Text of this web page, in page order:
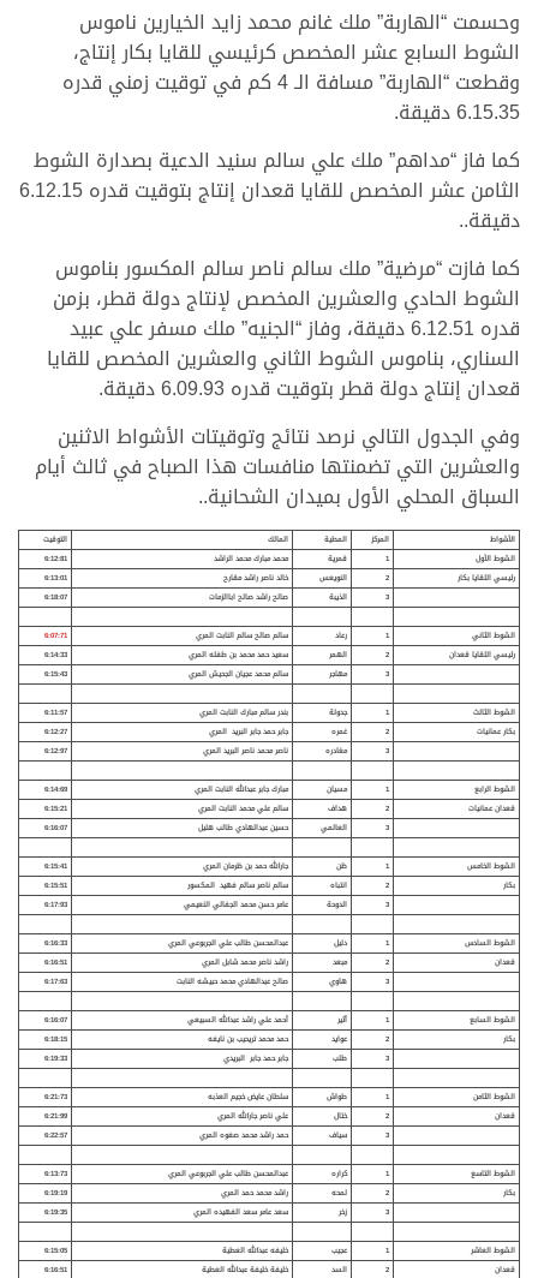
وحسمت “الهاربة” ملك غانم محمد زايد الخيارين ناموس
الشوط السابع عشر المخصص كرئيسي للقايا بكار إنتاج،
وقطعت “الهاربة” مسافة الـ 4 كم في توقيت زمني قدره
6.15.35 دقيقة.
كما فاز “مداهم” ملك علي سالم سنيد الدعية بصدارة الشوط
الثامن عشر المخصص للقايا قعدان إنتاج بتوقيت قدره 6.12.15
دقيقة..
كما فازت “مرضية” ملك سالم ناصر سالم المكسور بناموس
الشوط الحادي والعشرين المخصص لإنتاج دولة قطر، بزمن
قدره 6.12.51 دقيقة، وفاز “الجنيه” ملك مسفر علي عبيد
السناري، بناموس الشوط الثاني والعشرين المخصص للقايا
قعدان إنتاج دولة قطر بتوقيت قدره 6.09.93 دقيقة.
وفي الجدول التالي نرصد نتائج وتوقيتات الأشواط الاثنين
والعشرين التي تضمنتها منافسات هذا الصباح في ثالث أيام
السباق المحلي الأول بميدان الشحانية..
الأشواط المركز المطية المالك
التوقيت
الشوط الأول
1 قمرية محمد مبارك محمد الراشد
6:12:81
رئيسي اللقايا بكار
2 النويعس خالد ناصر راشد مقارح
6:13:01
3
الذيبة صالح راشد صالح اباالزمات 6:18:07
الشوط الثاني 1 رعاد سالم صالح سالم النابت المري
6:07:71
رئيسي اللقايا قعدان
2 الهمر سعيد حمد محمد بن طفله المري
6:14:33
3
مهاجر سالم محمد عجيان الجحيش المري 6:15:43
الشوط الثالث 1 جدولة بندر سالم مبارك النابت المري
6:11:57
بكار عمانيات
2 غمره جابر حمد جابر البريد المري
6:12:27
3
مغادره ناصر محمد ناصر البريد المري 6:12:97
الشوط الرابع 1 مسيان مبارك جابر عبدالله النابت المري
6:14:69
قعدان عمانيات
2 هداف سالم علي محمد النابت المري
6:15:21
3
العالمي حسين عبدالهادي طالب هليل 6:16:07
الشوط الخامس 1 ظن جارالله حمد بن ظرمان المري
6:15:41
بكار
2 انتباه سالم ناصر سالم فهيد المكسور
6:15:51
3
الدوحة عامر حسن محمد الجفالي النعيمي 6:17:93
الشوط السادس 1 دليل عبدالمحسن طالب علي الجربوعي المري
6:16:33
قعدان
2 مبعد راشد ناصر محمد شابل المري
6:16:51
3
هاوي صالح عبدالهادي محمد حبيشه النابت 6:17:63
الشوط السابع 1 أثير أحمد علي راشد عبدالله السبيعي
6:16:07
بكار
2 عوايد حمد محمد تريحيب بن نايفه
6:18:15
3
طلب جابر حمد جابر البريدي 6:19:33
الشوط الثامن 1 طواش سلطان عايض خجيم العذبه
6:21:73
قعدان
2 ختال علي ناصر جارالله المري
6:21:99
3
سياف حمد راشد محمد صفوه المري 6:22:57
الشوط التاسع 1 كراره عبدالمحسن طالب علي الجربوعي المري
6:13:73
بكار
2 لمحه راشد محمد حمد المري
6:19:19
3
زخر سعد عامر سعد الفهيده المري 6:19:35
الشوط العاشر 1 عجيب خليفه عبدالله العطية
6:15:05
قعدان
2 السد خليفة خليفة عبدالله العطية
6:16:51